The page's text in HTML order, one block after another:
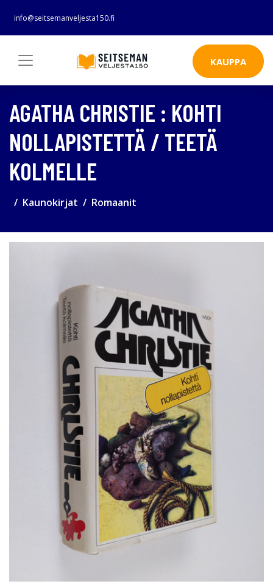
info@seitsemanveljesta150.fi
KAUPPA
AGATHA CHRISTIE : KOHTI
NOLLAPISTETTÄ / TEETÄ
KOLMELLE
Kaunokirjat Romaanit